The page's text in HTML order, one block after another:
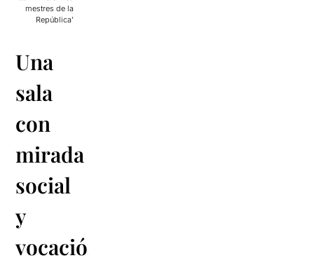
mestres de la
República’
Una
sala
con
mirada
social
y
vocación